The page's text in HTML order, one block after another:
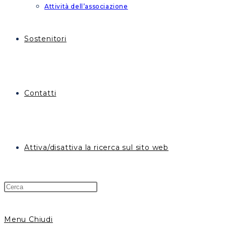
Attività dell’associazione
Sostenitori
Contatti
Attiva/disattiva la ricerca sul sito web
Menu Chiudi